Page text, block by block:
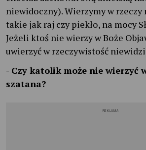
niewidoczny). Wierzymy w
takie jak raj czy piekło, na mocy
Jeżeli ktoś nie wierzy w Boże
uwierzyć w rzeczywistość
- Czy katolik może nie wierzyć
szatana?
REKLAMA